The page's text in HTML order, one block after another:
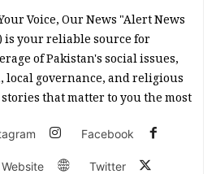
Voice, Our News "Alert News
is your reliable source for
of Pakistan's social issues,
governance, and religious
that matter to you the most."
Facebook
Twitter
Website